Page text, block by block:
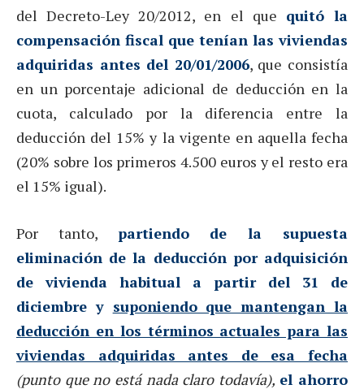
del Decreto-Ley 20/2012, en el que quitó la
compensación fiscal que tenían las viviendas
adquiridas antes del 20/01/2006, que consistía
en un porcentaje adicional de deducción en la
cuota, calculado por la diferencia entre la
deducción del 15% y la vigente en aquella fecha
(20% sobre los primeros 4.500 euros y el resto era
el 15% igual).
Por tanto, partiendo de la supuesta
eliminación de la deducción por adquisición
de vivienda habitual a partir del 31 de
diciembre y suponiendo que mantengan la
deducción en los términos actuales para las
viviendas adquiridas antes de esa fecha
(punto que no está nada claro todavía), el ahorro